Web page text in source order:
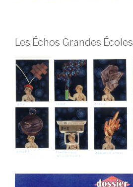
Les Échos Grandes Écoles